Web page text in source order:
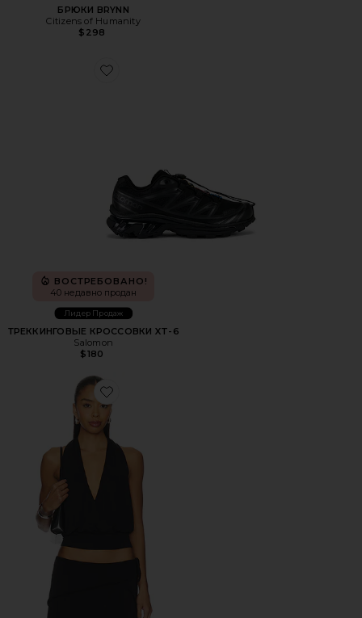
БРЮКИ BRYNN
Citizens of Humanity
$298
Favorite ТРЕККИНГОВЫЕ КРОССОВКИ XT-6
ВОСТРЕБОВАНО!
40 недавно продан
Лидер Продаж
ТРЕККИНГОВЫЕ КРОССОВКИ XT-6
Salomon
$180
Favorite ТОП ХОЛТЕР SHARNI